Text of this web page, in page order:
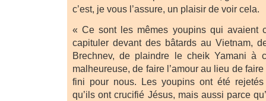
c’est, je vous l’assure, un plaisir de voir cela.
« Ce sont les mêmes youpins qui avaient
capituler devant des bâtards au Vietnam,
Brechnev, de plaindre le cheik Yamani à
malheureuse, de faire l’amour au lieu de
fini pour nous. Les youpins ont été
qu’ils ont crucifié Jésus, mais aussi parce